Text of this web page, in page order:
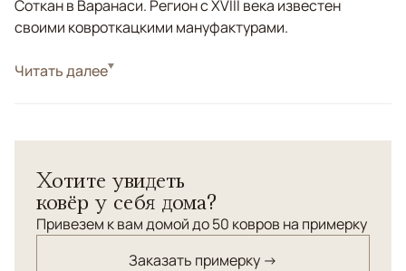
Соткан в Варанаси. Регион с XVIII века известен
своими ковроткацкими мануфактурами.
СтильСовременные
Читать далее
Хотите увидеть
ковёр у себя дома?
Привезем к вам домой до 50 ковров на примерку
Заказать примерку →